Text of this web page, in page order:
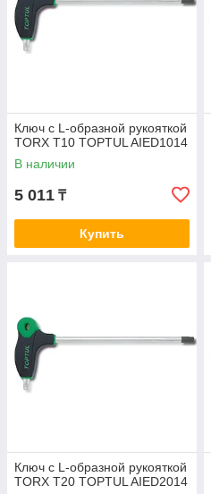
Ключ с L-образной рукояткой
TORX T10 TOPTUL AIED1014
В наличии
5 011 ₸
Купить
Ключ с L-образной рукояткой
TORX T20 TOPTUL AIED2014